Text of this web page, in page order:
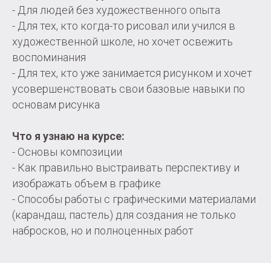
- Для людей без художественного опыта
- Для тех, кто когда-то рисовал или учился в
художественной школе, но хочет освежить
воспоминания
- Для тех, кто уже занимается рисунком и хочет
усовершенствовать свои базовые навыки по
основам рисунка
Что я узнаю на курсе:
- Основы композиции
- Как правильно выстраивать перспективу и
изображать объем в графике
- Способы работы с графическими материалами
(карандаш, пастель) для создания не только
набросков, но и полноценных работ